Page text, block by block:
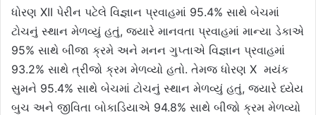
ધોરણ XII પેરીન પટેલે વિજ્ઞાન પ્રવાહમાં 95.4% સાથે બેચમાં
ટોચનું સ્થાન મેળવ્યું હતું, જ્યારે માનવતા પ્રવાહમાં માન્યા ડેકાએ
95% સાથે બીજા ક્રમે અને મનન ગુપ્તાએ વિજ્ઞાન પ્રવાહમાં
93.2% સાથે ત્રીજો ક્રમ મેળવ્યો હતો. તેમજ ધોરણ X મયંક
સુમને 95.4% સાથે બેચમાં ટોચનું સ્થાન મેળવ્યું હતું, જ્યારે ધ્યેય
બુચ અને જીવિતા બોકાડિયાએ 94.8% સાથે બીજો ક્રમ મેળવ્યો